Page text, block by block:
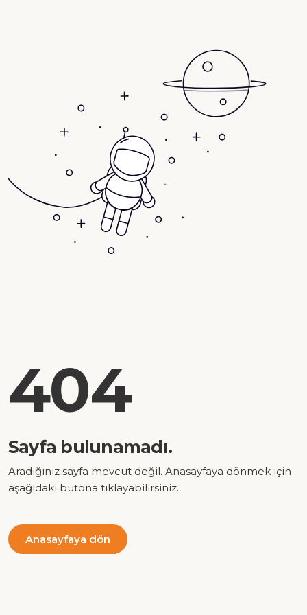
404
Sayfa bulunamadı.
Aradığınız sayfa mevcut değil. Anasayfaya dönmek için
aşağıdaki butona tıklayabilirsiniz.
Anasayfaya dön